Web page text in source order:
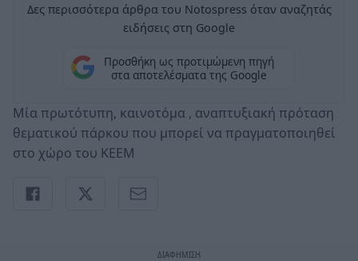
Δες περισσότερα άρθρα του Notospress όταν αναζητάς
ειδήσεις στη Google
Προσθήκη ως προτιμώμενη πηγή
στα αποτελέσματα της Google
Μία πρωτότυπη, καινοτόμα , αναπτυξιακή πρόταση
θεματικού πάρκου που μπορεί να πραγματοποιηθεί
στο χώρο του ΚΕΕΜ